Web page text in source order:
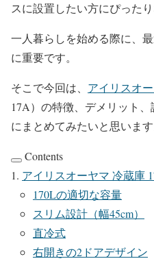
スに設置したい方にぴったり
一人暮らしを始める際に、
に重要です。
そこで今回は、 アイリスオ
17A）の特徴、デメリット
にまとめてみたいと思います
Contents
アイリスオーヤマ 冷蔵庫
170Lの適切な容量
スリム設計（幅45cm）
直冷式
右開きの2ドアデザイン